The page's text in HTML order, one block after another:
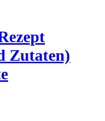
Zutaten)